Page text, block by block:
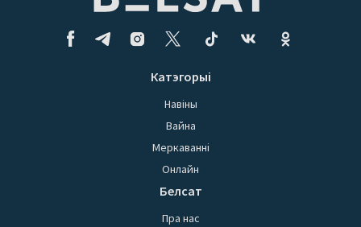
Катэгорыі
Навіны
Вайна
Меркаванні
Онлайн
Белсат
Пра нас